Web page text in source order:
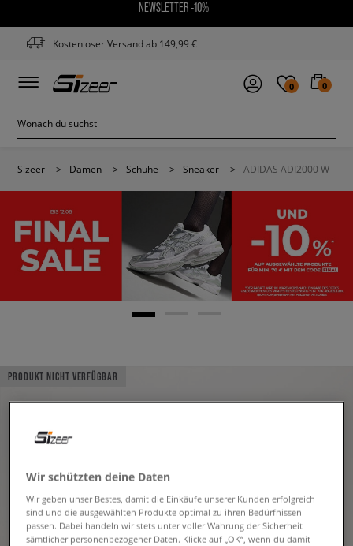
NEWSLETTER -10%
Kostenloser Versand ab 149,99 €
0 0
Sizeer > Damen > Schuhe > Sneaker > ADIDAS ADI2000 W
PRODUKT NICHT VERFÜGBAR
Wir schützten deine Daten
Wir geben unser Bestes, damit die Einkäufe unserer Kunden erfolgreich
sind und die ausgewählten Produkte optimal zu ihren Bedürfnissen
passen. Dabei handeln wir stets unter voller Wahrung der Sicherheit
sämtlicher personenbezogener Daten. Klicke auf „OK“, wenn du damit